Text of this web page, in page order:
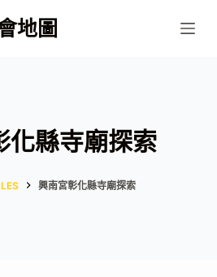
地圖
化縣寺廟探索
興南宮彰化縣寺廟探索